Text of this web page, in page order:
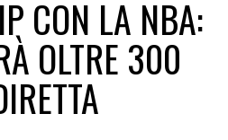
CON LA NBA:
OLTRE 300